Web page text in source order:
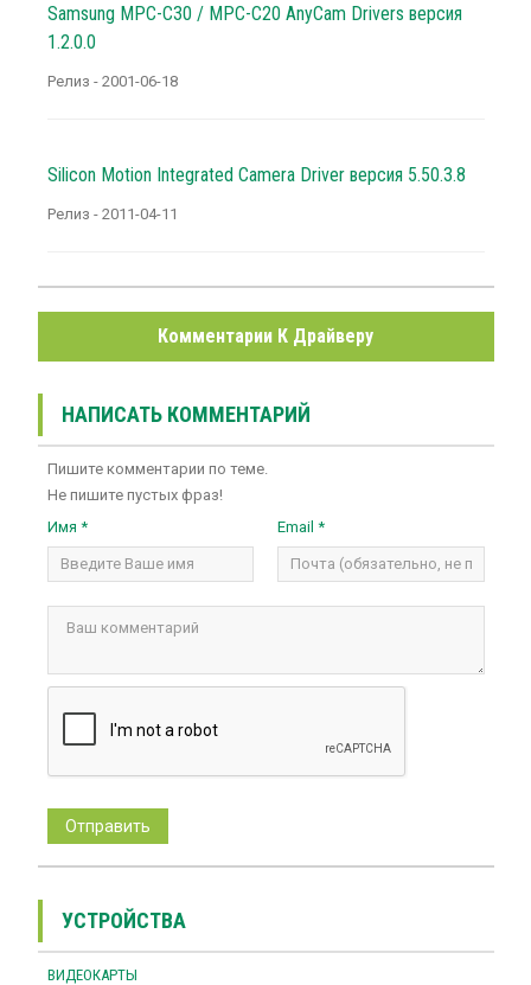
Samsung MPC-C30 / MPC-C20 AnyCam Drivers версия
1.2.0.0
Релиз - 2001-06-18
Silicon Motion Integrated Camera Driver версия 5.50.3.8
Релиз - 2011-04-11
Комментарии К Драйверу
НАПИСАТЬ КОММЕНТАРИЙ
Пишите комментарии по теме.
Не пишите пустых фраз!
Имя *
Email *
УСТРОЙСТВА
ВИДЕОКАРТЫ